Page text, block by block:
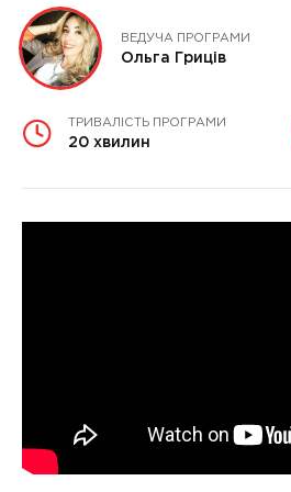
ВЕДУЧА ПРОГРАМИ
Ольга Гриців
ТРИВАЛІСТЬ ПРОГРАМИ
20 хвилин